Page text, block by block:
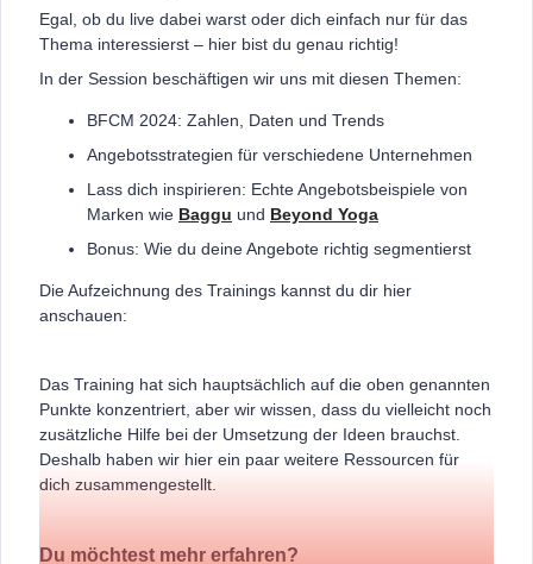
Egal, ob du live dabei warst oder dich einfach nur für das
Thema interessierst – hier bist du genau richtig!
In der Session beschäftigen wir uns mit diesen Themen:
BFCM 2024: Zahlen, Daten und Trends
Angebotsstrategien für verschiedene Unternehmen
Lass dich inspirieren: Echte Angebotsbeispiele von
Marken wie Baggu und Beyond Yoga
Bonus: Wie du deine Angebote richtig segmentierst
Die Aufzeichnung des Trainings kannst du dir hier
anschauen:
Das Training hat sich hauptsächlich auf die oben genannten
Punkte konzentriert, aber wir wissen, dass du vielleicht noch
zusätzliche Hilfe bei der Umsetzung der Ideen brauchst.
Deshalb haben wir hier ein paar weitere Ressourcen für
dich zusammengestellt.
Du möchtest mehr erfahren?